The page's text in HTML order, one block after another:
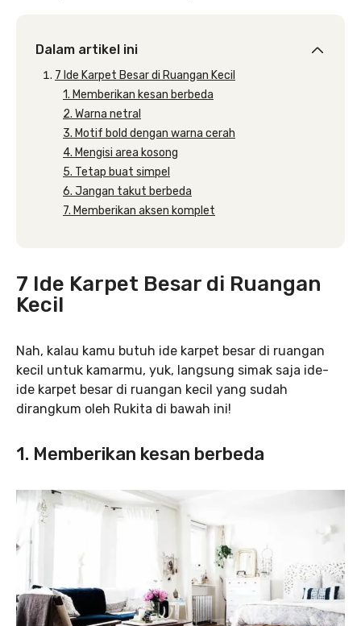
Dalam artikel ini
7 Ide Karpet Besar di Ruangan Kecil
1. Memberikan kesan berbeda
2. Warna netral
3. Motif bold dengan warna cerah
4. Mengisi area kosong
5. Tetap buat simpel
6. Jangan takut berbeda
7. Memberikan aksen komplet
7 Ide Karpet Besar di Ruangan
Kecil
Nah, kalau kamu butuh ide karpet besar di ruangan
kecil untuk kamarmu, yuk, langsung simak saja ide-
ide karpet besar di ruangan kecil yang sudah
dirangkum oleh Rukita di bawah ini!
1. Memberikan kesan berbeda